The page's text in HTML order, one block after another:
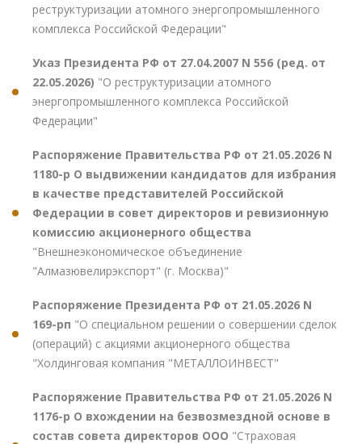
реструктуризации атомного энергопромышленного
комплекса Российской Федерации"
Указ Президента РФ от 27.04.2007 N 556 (ред. от
22.05.2026) "О реструктуризации атомного
энергопромышленного комплекса Российской
Федерации"
Распоряжение Правительства РФ от 21.05.2026 N
1180-р О выдвижении кандидатов для избрания
в качестве представителей Российской
Федерации в совет директоров и ревизионную
комиссию акционерного общества
"Внешнеэкономическое объединение
"Алмазювелирэкспорт" (г. Москва)"
Распоряжение Президента РФ от 21.05.2026 N
169-рп "О специальном решении о совершении сделок
(операций) с акциями акционерного общества
"Холдинговая компания "МЕТАЛЛОИНВЕСТ"
Распоряжение Правительства РФ от 21.05.2026 N
1176-р О вхождении на безвозмездной основе в
состав совета директоров ООО "Страховая